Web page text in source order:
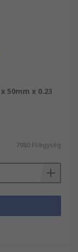
50mm x 0.23
7980 Ft/egység